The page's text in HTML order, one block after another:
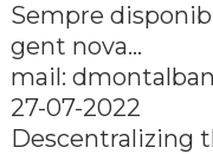
Sempre
gent nova...
mail:
27-07-2022
Descentralizing